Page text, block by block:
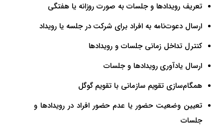
تعریف رویداد‌ها و جلسات به صورت روزانه یا هفتگی
ارسال دعوت‌نامه به افراد برای شرکت در جلسه یا رویداد
کنترل تداخل زمانی جلسات و رویداد‌ها
ارسال یادآوری رویداد‌ها و جلسات
همگام‌سازی تقویم سازمانی با تقویم گوگل
تعیین وضعیت حضور یا عدم حضور افراد در رویداد‌ها و
جلسات